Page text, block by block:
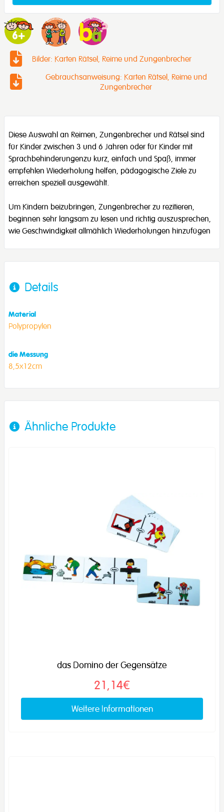
Bilder: Karten Rätsel, Reime und Zungenbrecher
Gebrauchsanweisung: Karten Rätsel, Reime und
Zungenbrecher
Diese Auswahl an Reimen, Zungenbrecher und Rätsel sind
für Kinder zwischen 3 und 6 Jahren oder für Kinder mit
Sprachbehinderungenzu kurz, einfach und Spaß, immer
empfehlen Wiederholung helfen, pädagogische Ziele zu
erreichen speziell ausgewählt.
Um Kindern beizubringen, Zungenbrecher zu rezitieren,
beginnen sehr langsam zu lesen und richtig auszusprechen,
wie Geschwindigkeit allmählich Wiederholungen hinzufügen
Details
Material
Polypropylen
die Messung
8,5x12cm
Ähnliche Produkte
das Domino der Gegensätze
21,14€
Weitere Informationen